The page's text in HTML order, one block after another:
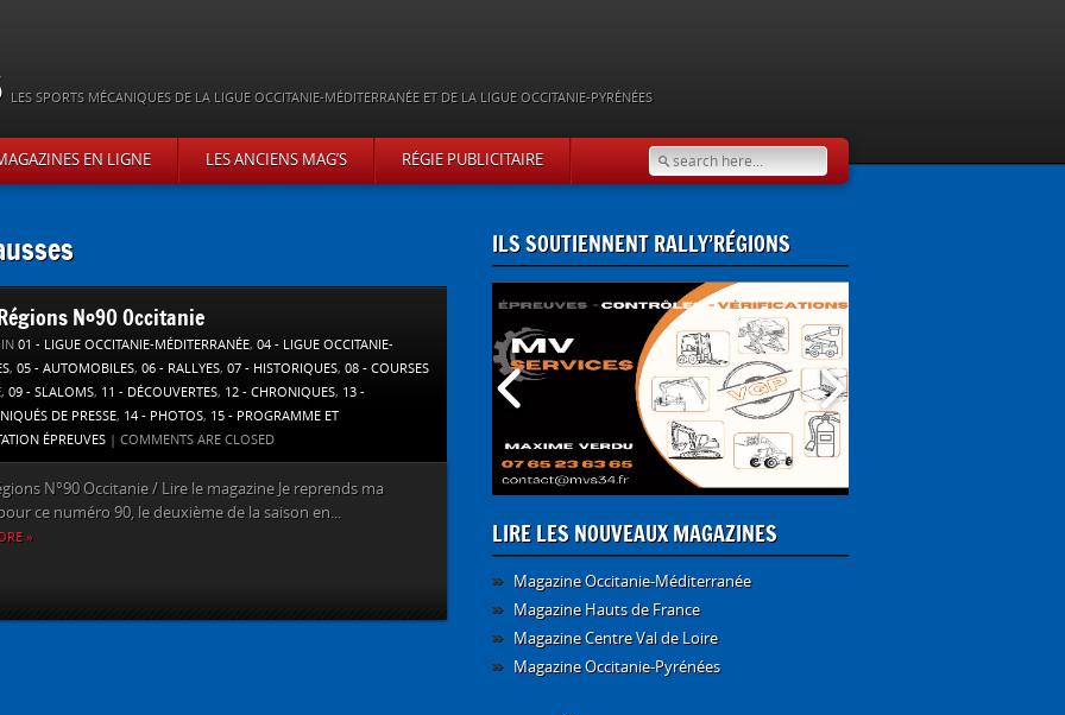
LES SPORTS MÉCANIQUES DE LA LIGUE OCCITANIE-MÉDITERRANÉE ET DE LA LIGUE OCCITANIE-PYRÉNÉES
EN LIGNE LES ANCIENS MAG’S RÉGIE PUBLICITAIRE
N°90 Occitanie
01 - LIGUE OCCITANIE-MÉDITERRANÉE, 04 - LIGUE OCCITANIE-
, 05 - AUTOMOBILES, 06 - RALLYES, 07 - HISTORIQUES, 08 - COURSES
, 09 - SLALOMS, 11 - DÉCOUVERTES, 12 - CHRONIQUES, 13 -
DE PRESSE, 14 - PHOTOS, 15 - PROGRAMME ET
ÉPREUVES | COMMENTS ARE CLOSED
N°90 Occitanie / Lire le magazine Je reprends ma
ce numéro 90, le deuxième de la saison en...
»
ILS SOUTIENNENT RALLY’RÉGIONS
LIRE LES NOUVEAUX MAGAZINES
Magazine Occitanie-Méditerranée
Magazine Hauts de France
Magazine Centre Val de Loire
Magazine Occitanie-Pyrénées